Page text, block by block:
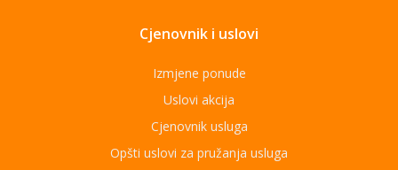
Cjenovnik i uslovi
Izmjene ponude
Uslovi akcija
Cjenovnik usluga
Opšti uslovi za pružanja usluga